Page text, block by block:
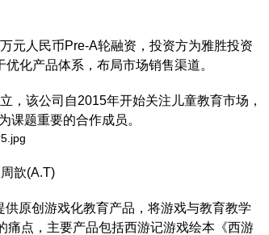
人民币Pre-A轮融资，投资方为雅胜投资
化产品体系，布局市场销售渠道。
该公司自2015年开始关注儿童教育市场，
为课题重要的合作成员。
歆(A.T)
原创游戏化教育产品，将游戏与教育教学
痛点，主要产品包括西游记游戏绘本《西游